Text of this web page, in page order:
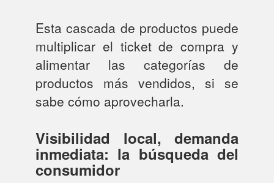
Esta cascada de productos puede
multiplicar el ticket de compra y
alimentar las categorías de
productos más vendidos, si se
sabe cómo aprovecharla.
Visibilidad local, demanda
inmediata: la búsqueda del
consumidor